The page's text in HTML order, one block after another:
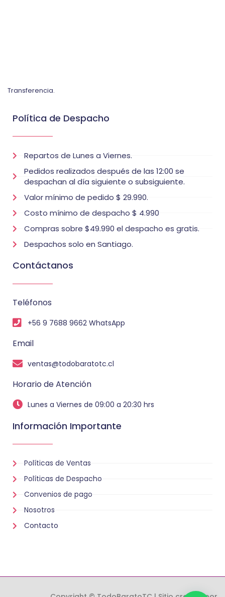
Transferencia.
Política de Despacho
Repartos de Lunes a Viernes.
Pedidos realizados después de las 12:00 se
despachan al día siguiente o subsiguiente.
Valor mínimo de pedido $ 29.990.
Costo mínimo de despacho $ 4.990
Compras sobre $49.990 el despacho es gratis.
Despachos solo en Santiago.
Contáctanos
Teléfonos
+56 9 7688 9662 WhatsApp
Email
ventas@todobaratotc.cl
Horario de Atención
Lunes a Viernes de 09:00 a 20:30 hrs
Información Importante
Políticas de Ventas
Políticas de Despacho
Convenios de pago
Nosotros
Contacto